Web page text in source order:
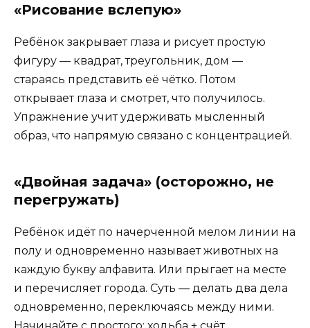
«Рисование вслепую»
Ребёнок закрывает глаза и рисует простую
фигуру — квадрат, треугольник, дом —
стараясь представить её чётко. Потом
открывает глаза и смотрет, что получилось.
Упражнение учит удерживать мысленный
образ, что напрямую связано с концентрацией.
«Двойная задача» (осторожно, не
перегружать)
Ребёнок идёт по начерченной мелом линии на
полу и одновременно называет животных на
каждую букву алфавита. Или прыгает на месте
и перечисляет города. Суть — делать два дела
одновременно, переключаясь между ними.